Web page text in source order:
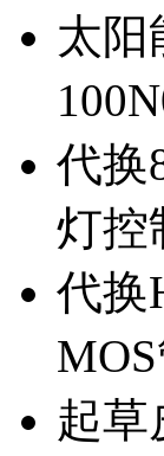
太阳
代换
灯控
代换
起草